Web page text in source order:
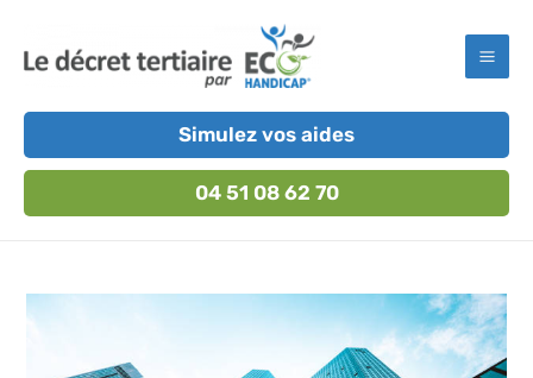
contenu
Simulez vos aides
04 51 08 62 70